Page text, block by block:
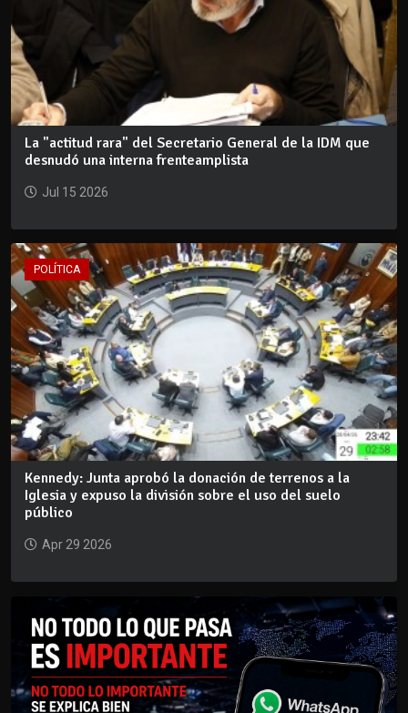
La "actitud rara" del Secretario General de la IDM que
desnudó una interna frenteamplista
Jul 15 2026
POLÍTICA
Kennedy: Junta aprobó la donación de terrenos a la
Iglesia y expuso la división sobre el uso del suelo
público
Apr 29 2026